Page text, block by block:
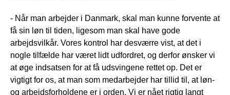
- Når man arbejder i Danmark, skal man kunne forvente at
få sin løn til tiden, ligesom man skal have gode
arbejdsvilkår. Vores kontrol har desværre vist, at det i
nogle tilfælde har været lidt udfordret, og derfor ønsker vi
at øge indsatsen for at få udsvingene rettet op. Det er
vigtigt for os, at man som medarbejder har tillid til, at løn-
og arbejdsforholdene er i orden. Vi er nået rigtig langt